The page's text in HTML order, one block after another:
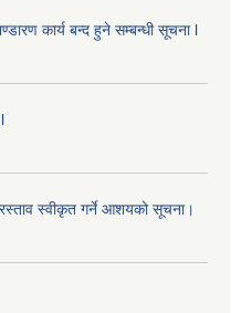
कार्य बन्द हुने सम्बन्धी सूचना l
स्वीकृत गर्ने आशयको सूचना।